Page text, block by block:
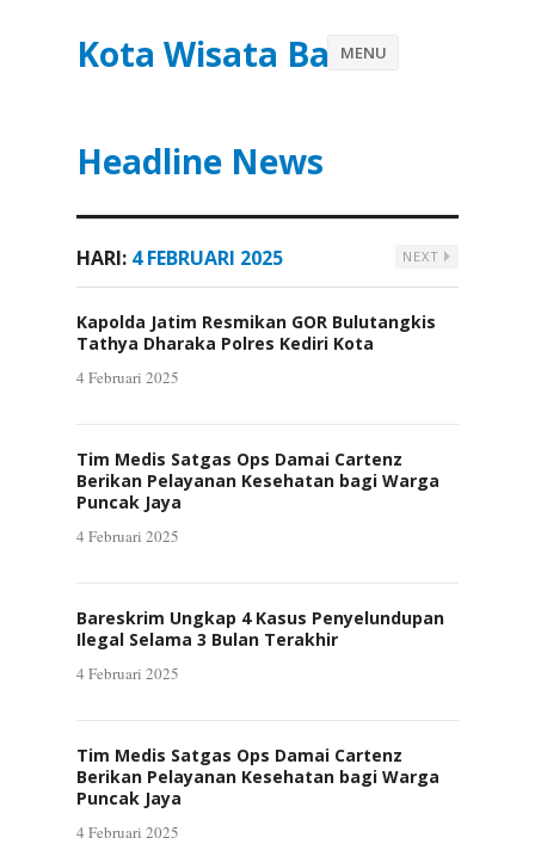
Kota Wisata Batu
Headline News
MENU
HARI: 4 FEBRUARI 2025 NEXT
Kapolda Jatim Resmikan GOR Bulutangkis
Tathya Dharaka Polres Kediri Kota
4 Februari 2025
Tim Medis Satgas Ops Damai Cartenz
Berikan Pelayanan Kesehatan bagi Warga
Puncak Jaya
4 Februari 2025
Bareskrim Ungkap 4 Kasus Penyelundupan
Ilegal Selama 3 Bulan Terakhir
4 Februari 2025
Tim Medis Satgas Ops Damai Cartenz
Berikan Pelayanan Kesehatan bagi Warga
Puncak Jaya
4 Februari 2025